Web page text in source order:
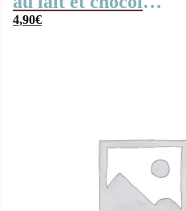
noir praliné x8
4,90€